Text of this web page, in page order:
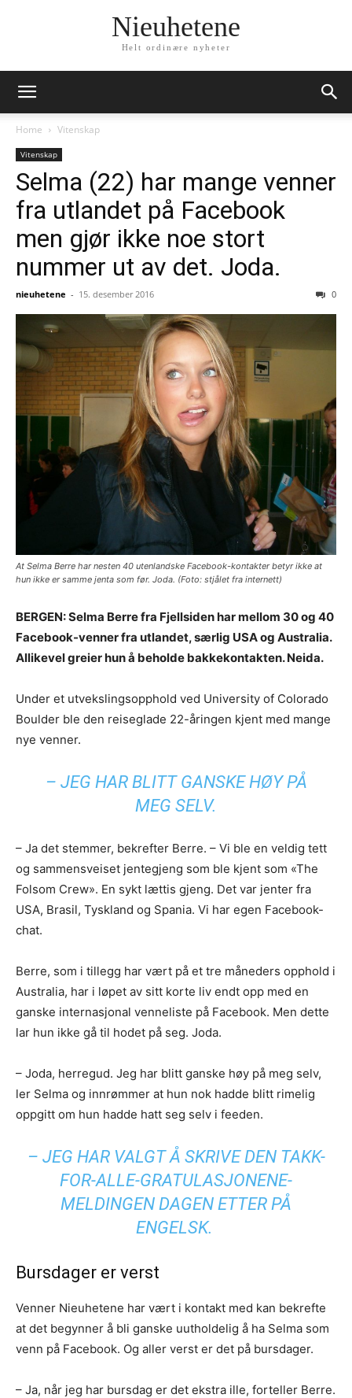
Nieuhetene
Helt ordinære nyheter
Home Vitenskap
Vitenskap
Selma (22) har mange venner
fra utlandet på Facebook
men gjør ikke noe stort
nummer ut av det. Joda.
nieuhetene - 15. desember 2016 0
At Selma Berre har nesten 40 utenlandske Facebook-kontakter betyr ikke at
hun ikke er samme jenta som før. Joda. (Foto: stjålet fra internett)
BERGEN: Selma Berre fra Fjellsiden har mellom 30 og 40
Facebook-venner fra utlandet, særlig USA og Australia.
Allikevel greier hun å beholde bakkekontakten. Neida.
Under et utvekslingsopphold ved University of Colorado
Boulder ble den reiseglade 22-åringen kjent med mange
nye venner.
– JEG HAR BLITT GANSKE HØY PÅ
MEG SELV.
– Ja det stemmer, bekrefter Berre. – Vi ble en veldig tett
og sammensveiset jentegjeng som ble kjent som «The
Folsom Crew». En sykt lættis gjeng. Det var jenter fra
USA, Brasil, Tyskland og Spania. Vi har egen Facebook-
chat.
Berre, som i tillegg har vært på et tre måneders opphold i
Australia, har i løpet av sitt korte liv endt opp med en
ganske internasjonal venneliste på Facebook. Men dette
lar hun ikke gå til hodet på seg. Joda.
– Joda, herregud. Jeg har blitt ganske høy på meg selv,
ler Selma og innrømmer at hun nok hadde blitt rimelig
oppgitt om hun hadde hatt seg selv i feeden.
– JEG HAR VALGT Å SKRIVE DEN TAKK-
FOR-ALLE-GRATULASJONENE-
MELDINGEN DAGEN ETTER PÅ
ENGELSK.
Bursdager er verst
Venner Nieuhetene har vært i kontakt med kan bekrefte
at det begynner å bli ganske uutholdelig å ha Selma som
venn på Facebook. Og aller verst er det på bursdager.
– Ja, når jeg har bursdag er det ekstra ille, forteller Berre.